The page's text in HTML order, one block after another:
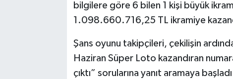
bilgilere göre 6 bilen 1 kişi büyük
1.098.660.716,25 TL ikramiye
Şans oyunu takipçileri, çekilişin
Haziran Süper Loto kazandıran
çıktı” sorularına yanıt aramaya